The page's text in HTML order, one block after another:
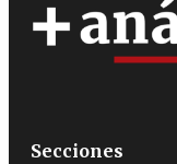
Secciones